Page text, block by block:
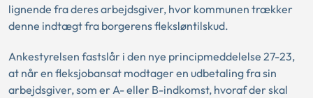
lignende fra deres arbejdsgiver, hvor kommunen trækker
denne indtægt fra borgerens fleksløntilskud.
Ankestyrelsen fastslår i den nye principmeddelelse 27-23,
at når en fleksjobansat modtager en udbetaling fra sin
arbejdsgiver, som er A- eller B-indkomst, hvoraf der skal